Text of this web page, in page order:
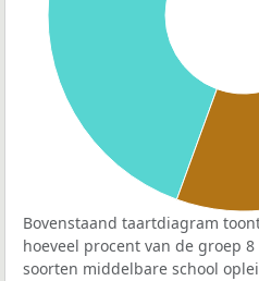
Bovenstaand taartdiagram
hoeveel procent van de groep
soorten middelbare school